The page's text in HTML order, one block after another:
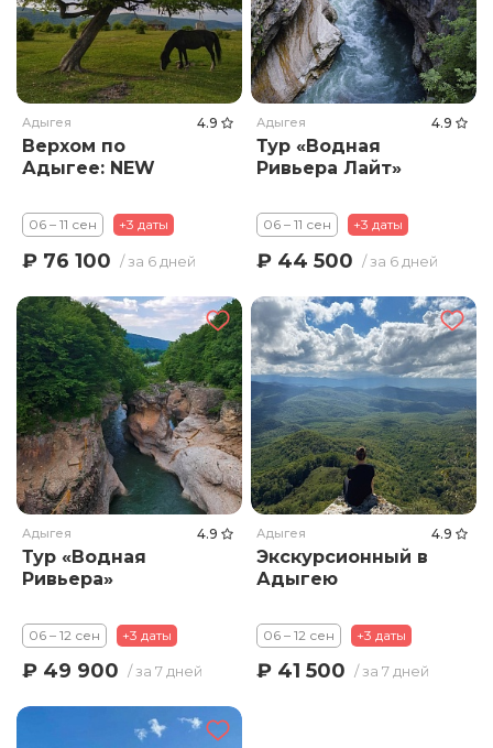
Адыгея 4.9
Верхом по
Адыгее: NEW
06 – 11 сен +3 даты
₽ 76 100 / за 6 дней
Адыгея 4.9
Тур «Водная
Ривьера Лайт»
06 – 11 сен +3 даты
₽ 44 500 / за 6 дней
Адыгея 4.9
Тур «Водная
Ривьера»
06 – 12 сен +3 даты
₽ 49 900 / за 7 дней
Адыгея 4.9
Экскурсионный в
Адыгею
06 – 12 сен +3 даты
₽ 41 500 / за 7 дней